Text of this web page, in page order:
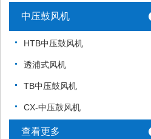
中压鼓风机
HTB中压鼓风机
透浦式风机
TB中压鼓风机
CX-中压鼓风机
查看更多